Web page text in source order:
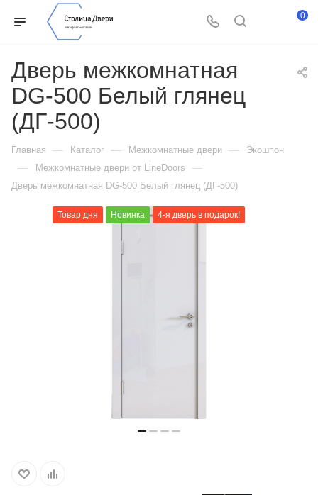
0
Дверь межкомнатная
DG-500 Белый глянец
(ДГ-500)
Главная — Каталог — Межкомнатные двери — Экошпон
— Межкомнатные двери от LineDoors —
Дверь межкомнатная DG-500 Белый глянец (ДГ-500)
Товар дня Новинка 4-я дверь в подарок!